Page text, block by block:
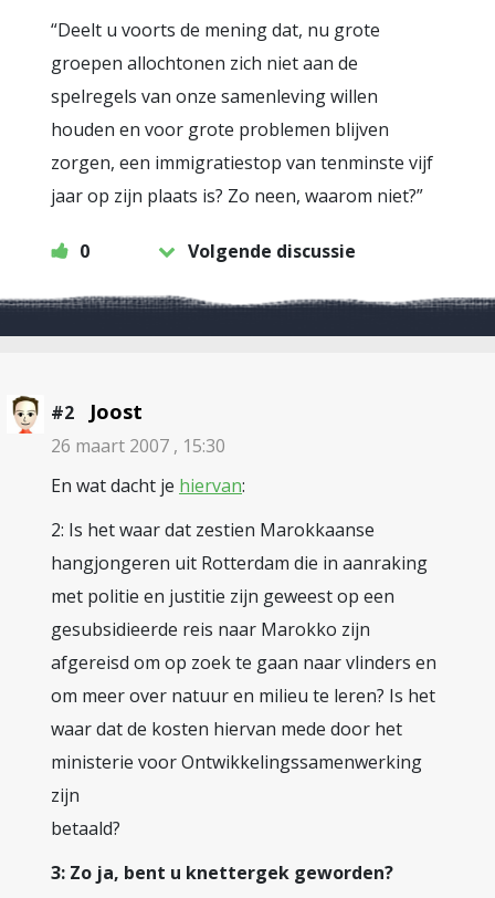
“Deelt u voorts de mening dat, nu grote
groepen allochtonen zich niet aan de
spelregels van onze samenleving willen
houden en voor grote problemen blijven
zorgen, een immigratiestop van tenminste vijf
jaar op zijn plaats is? Zo neen, waarom niet?”
0 Volgende discussie
#2 Joost
26 maart 2007 , 15:30
En wat dacht je hiervan:
2: Is het waar dat zestien Marokkaanse
hangjongeren uit Rotterdam die in aanraking
met politie en justitie zijn geweest op een
gesubsidieerde reis naar Marokko zijn
afgereisd om op zoek te gaan naar vlinders en
om meer over natuur en milieu te leren? Is het
waar dat de kosten hiervan mede door het
ministerie voor Ontwikkelingssamenwerking
zijn
betaald?
3: Zo ja, bent u knettergek geworden?